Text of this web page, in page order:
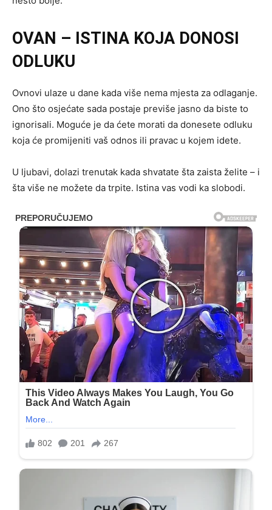
OVAN – ISTINA KOJA DONOSI
ODLUKU
Ovnovi ulaze u dane kada više nema mjesta za odlaganje.
Ono što osjećate sada postaje previše jasno da biste to
ignorisali. Moguće je da ćete morati da donesete odluku
koja će promijeniti vaš odnos ili pravac u kojem idete.
U ljubavi, dolazi trenutak kada shvatate šta zaista želite – i
šta više ne možete da trpite. Istina vas vodi ka slobodi.